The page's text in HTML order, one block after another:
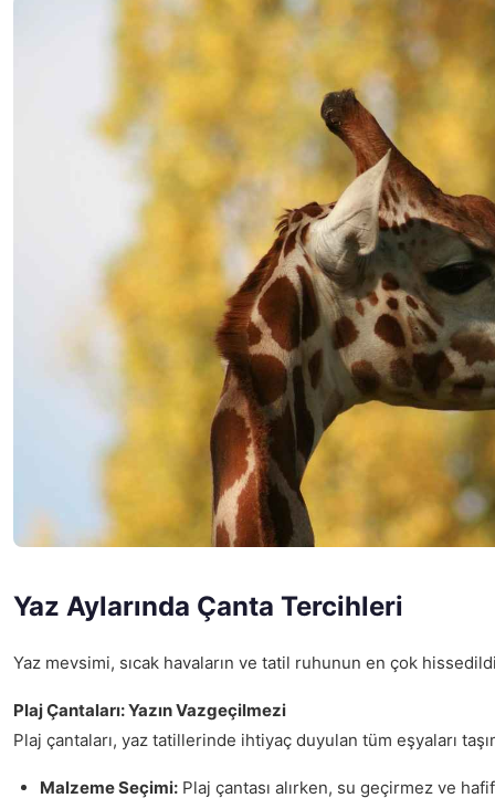
Yaz Aylarında Çanta Tercihleri
Yaz mevsimi, sıcak havaların ve tatil ruhunun en çok
Plaj Çantaları: Yazın Vazgeçilmezi
Plaj çantaları, yaz tatillerinde ihtiyaç duyulan tüm eşyaları
Malzeme Seçimi: Plaj çantası alırken, su geçirmez ve